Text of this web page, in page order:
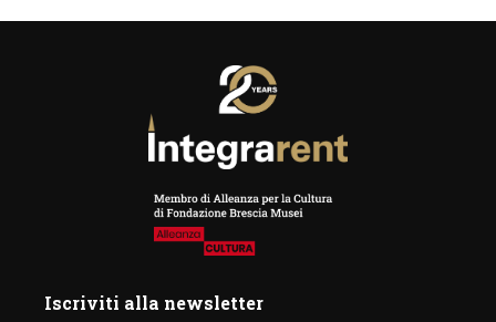
Iscriviti alla newsletter